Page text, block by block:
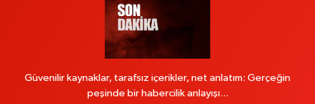
Güvenilir kaynaklar, tarafsız içerikler, net anlatım: Gerçeğin
peşinde bir habercilik anlayışı...